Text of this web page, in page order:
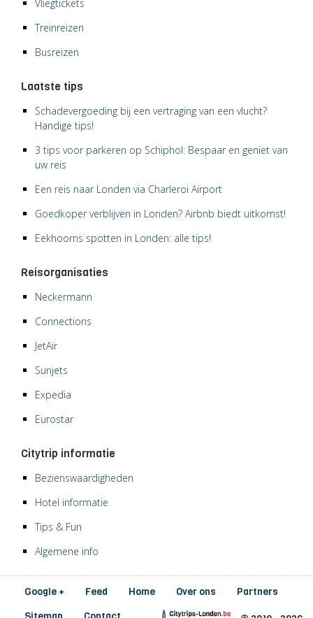
Vliegtickets
Treinreizen
Busreizen
Laatste tips
Schadevergoeding bij een vertraging van een vlucht?
Handige tips!
3 tips voor parkeren op Schiphol: Bespaar en geniet van
uw reis
Een reis naar Londen via Charleroi Airport
Goedkoper verblijven in Londen? Airbnb biedt uitkomst!
Eekhoorns spotten in Londen: alle tips!
Reisorganisaties
Neckermann
Connections
JetAir
Sunjets
Expedia
Eurostar
Citytrip informatie
Bezienswaardigheden
Hotel informatie
Tips & Fun
Algemene info
Google + Feed Home Over ons
Partners